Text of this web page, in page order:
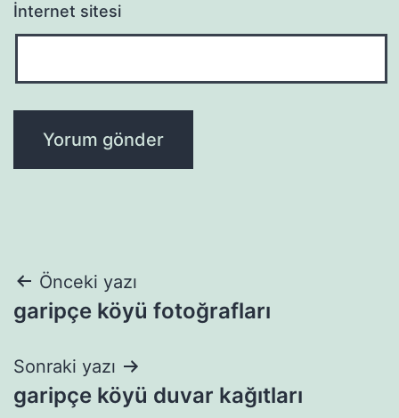
İnternet sitesi
Yazı
gezinmesi
Önceki yazı
garipçe köyü fotoğrafları
Sonraki yazı
garipçe köyü duvar kağıtları